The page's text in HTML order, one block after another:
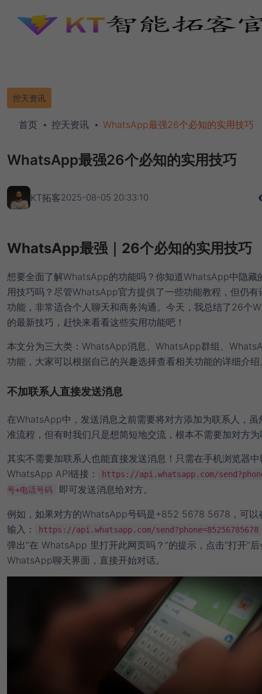
控天资讯
首页 控天资讯 WhatsApp最强26个必知的实用技巧
WhatsApp最强26个必知的实用技巧
KT拓客2025-08-05 20:33:10
WhatsApp最强｜26个必知的实用技巧
想要全面了解WhatsApp的功能吗？你知道WhatsApp中隐藏
用技巧吗？尽管WhatsApp官方提供了一些功能教程，但仍有
功能，非常适合个人聊天和商务沟通。今天，我总结了26个
的最新技巧，赶快来看看这些实用功能吧！
本文分为三大类：WhatsApp消息、WhatsApp群组、
功能，大家可以根据自己的兴趣选择查看相关功能的详细介绍
不加联系人直接发送消息
在WhatsApp中，发送消息之前需要将对方添加为联系人，虽
准流程，但有时我们只是想简短地交流，根本不需要加对方
其实不需要加联系人也能直接发送消息！只需在手机浏览器
WhatsApp API链接：
https://api.whatsapp.com/
号+电话号码
即可发送消息给对方。
例如，如果对方的WhatsApp号码是+852 5678 5678，可以
输入：
https://api.whatsapp.com/send?phone=85256785678
弹出“在 WhatsApp 里打开此网页吗？”的提示，点击“打开”
WhatsApp聊天界面，直接开始对话。